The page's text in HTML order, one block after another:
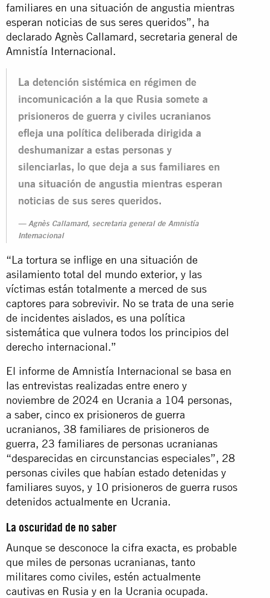
familiares en una situación de angustia mientras
esperan noticias de sus seres queridos”, ha
declarado Agnès Callamard, secretaria general de
Amnistía Internacional.
La detención sistémica en régimen de
incomunicación a la que Rusia somete a
prisioneros de guerra y civiles ucranianos
efleja una política deliberada dirigida a
deshumanizar a estas personas y
silenciarlas, lo que deja a sus familiares en
una situación de angustia mientras esperan
noticias de sus seres queridos.
Agnès Callamard, secretaria general de Amnistía
Internacional
“La tortura se inflige en una situación de
asilamiento total del mundo exterior, y las
víctimas están totalmente a merced de sus
captores para sobrevivir. No se trata de una serie
de incidentes aislados, es una política
sistemática que vulnera todos los principios del
derecho internacional.”
El informe de Amnistía Internacional se basa en
las entrevistas realizadas entre enero y
noviembre de 2024 en Ucrania a 104 personas,
a saber, cinco ex prisioneros de guerra
ucranianos, 38 familiares de prisioneros de
guerra, 23 familiares de personas ucranianas
“desparecidas en circunstancias especiales”, 28
personas civiles que habían estado detenidas y
familiares suyos, y 10 prisioneros de guerra rusos
detenidos actualmente en Ucrania.
La oscuridad de no saber
Aunque se desconoce la cifra exacta, es probable
que miles de personas ucranianas, tanto
militares como civiles, estén actualmente
cautivas en Rusia y en la Ucrania ocupada.